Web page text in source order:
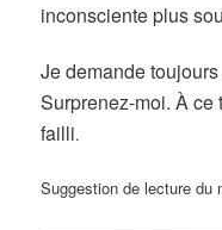
inconsciente plus
Je demande
Surprenez-moi. À ce
failli.
Suggestion de lecture du